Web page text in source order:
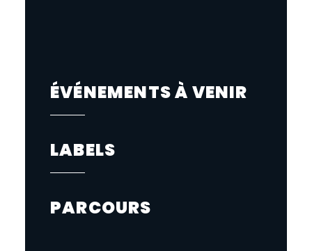
ÉVÉNEMENTS À VENIR
LABELS
PARCOURS